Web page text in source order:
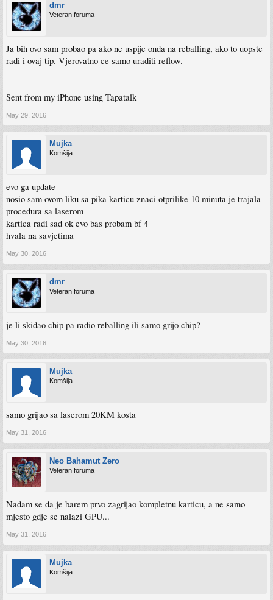
dmr
Veteran foruma
Ja bih ovo sam probao pa ako ne uspije onda na reballing, ako to uopste
radi i ovaj tip. Vjerovatno ce samo uraditi reflow.
Sent from my iPhone using Tapatalk
May 29, 2016
Mujka
Komšija
evo ga update
nosio sam ovom liku sa pika karticu znaci otprilike 10 minuta je trajala
procedura sa laserom
kartica radi sad ok evo bas probam bf 4
hvala na savjetima
May 30, 2016
dmr
Veteran foruma
je li skidao chip pa radio reballing ili samo grijo chip?
May 30, 2016
Mujka
Komšija
samo grijao sa laserom 20KM kosta
May 31, 2016
Neo Bahamut Zero
Veteran foruma
Nadam se da je barem prvo zagrijao kompletnu karticu, a ne samo
mjesto gdje se nalazi GPU...
May 31, 2016
Mujka
Komšija